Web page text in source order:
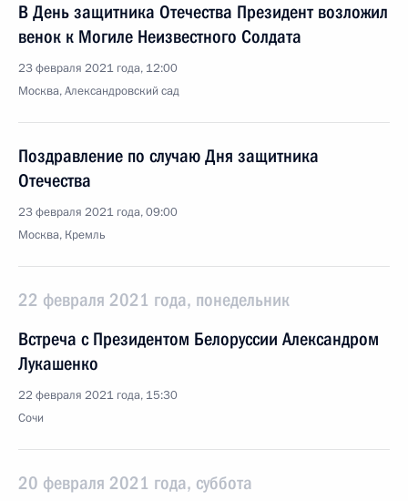
В День защитника Отечества Президент возложил
венок к Могиле Неизвестного Солдата
23 февраля 2021 года, 12:00
Москва, Александровский сад
Поздравление по случаю Дня защитника
Отечества
23 февраля 2021 года, 09:00
Москва, Кремль
22 февраля 2021 года, понедельник
Встреча с Президентом Белоруссии Александром
Лукашенко
22 февраля 2021 года, 15:30
Сочи
20 февраля 2021 года, суббота